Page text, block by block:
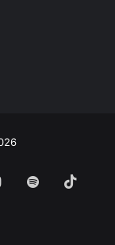
Instagram
Spotify